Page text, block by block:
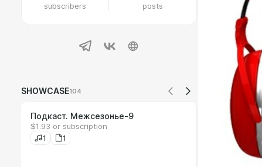
subscribers posts
SHOWCASE104
Подкаст. Межсезонье-9
$1.93 or subscription
1
1